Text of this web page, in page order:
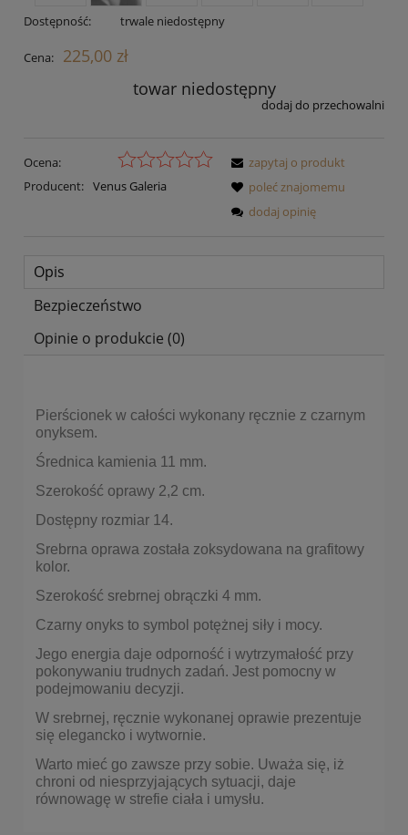
Dostępność: trwale niedostępny
Cena:
225,00 zł
towar niedostępny
dodaj do przechowalni
Ocena:
Producent: Venus Galeria
zapytaj o produkt
poleć znajomemu
dodaj opinię
Opis
Bezpieczeństwo
Opinie o produkcie (0)
Pierścionek w całości wykonany ręcznie z czarnym
onyksem.
Średnica kamienia 11 mm.
Szerokość oprawy 2,2 cm.
Dostępny rozmiar 14.
Srebrna oprawa została zoksydowana na grafitowy
kolor.
Szerokość srebrnej obrączki 4 mm.
Czarny onyks to symbol potężnej siły i mocy.
Jego energia daje odporność i wytrzymałość przy
pokonywaniu trudnych zadań. Jest pomocny w
podejmowaniu decyzji.
W srebrnej, ręcznie wykonanej oprawie prezentuje
się elegancko i wytwornie.
Warto mieć go zawsze przy sobie. Uważa się, iż
chroni od niesprzyjających sytuacji, daje
równowagę w strefie ciała i umysłu.